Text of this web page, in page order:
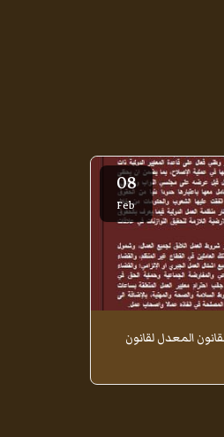
08
Feb
المعدل لقانون